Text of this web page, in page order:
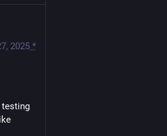
2025 *
testing